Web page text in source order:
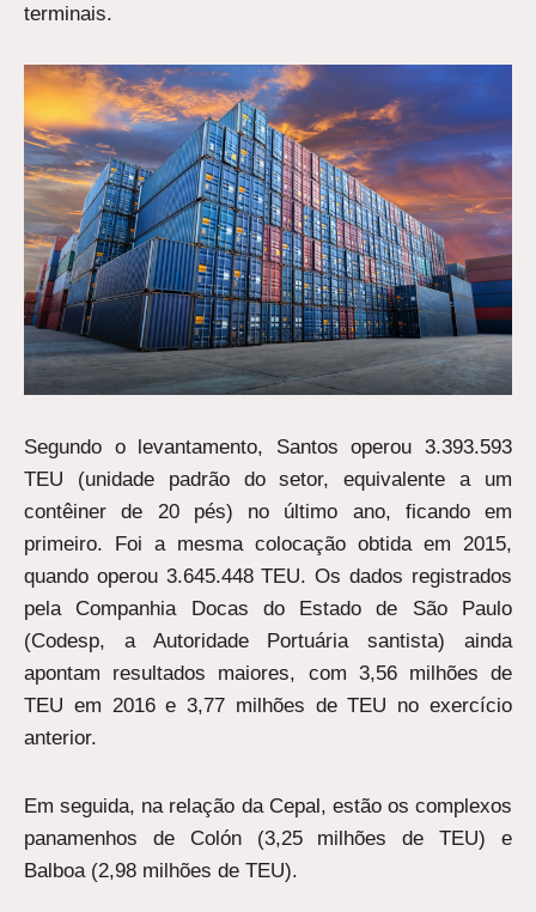
terminais.
Segundo o levantamento, Santos operou 3.393.593
TEU (unidade padrão do setor, equivalente a um
contêiner de 20 pés) no último ano, ficando em
primeiro. Foi a mesma colocação obtida em 2015,
quando operou 3.645.448 TEU. Os dados registrados
pela Companhia Docas do Estado de São Paulo
(Codesp, a Autoridade Portuária santista) ainda
apontam resultados maiores, com 3,56 milhões de
TEU em 2016 e 3,77 milhões de TEU no exercício
anterior.
Em seguida, na relação da Cepal, estão os complexos
panamenhos de Colón (3,25 milhões de TEU) e
Balboa (2,98 milhões de TEU).